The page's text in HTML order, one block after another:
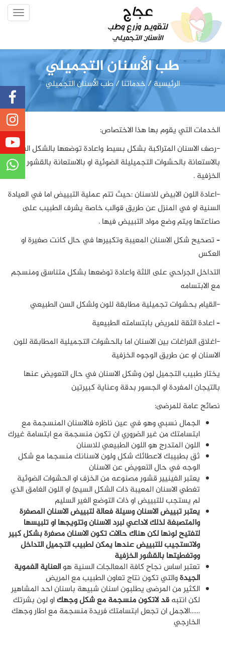
طب الأسنان التجميلي
الرئيسية/ خدماتنا / طب الأسنان التجميلي
الخدمات التي يقوم بها هذا الاختصاص:
-رصف الاسنان المتراكبة بشكل بسيط واعادة توضعها بالشكل السليم
بالاستعانة بالحشوات التجميليلة الضوئية او بالاستعانة بالقشور
الخزفية .
-اعادة اللون الابيض للاسنان :حيث تتم عملية التبييض اما في العيادة
السنية او في المنزل عن طريق قوالب خاصة يشرف الطبيب على
صناعتها ويتم وضع مواد التبييض فيها .
– تصحيح شكل الاسنان المعيبة وتكبيرها في حال كانت صغيرة او
العكس
التداخل الجراحي على اللثة واعادة توضعها بشكل متناسق ومنسجم
مع الابتسامه
-القيام بحشوات تجميلية مطابقة للون ولشكل السن الطبيعي
– اعادة الثقة للمريض بابتسامته الطبيعية
-اغلاق الفراغات بين الاسنان اما بالحشوات التجميلية المطابقة للون
الاسنان او عن طريق الوجوه الخزفية
يختار طبيب التجميل لون وشكل الاسنان في حال التعويض عنها
بالتيجان المفردة او الجسور بدقة وعناية كبيرتين
نصائح عامة للمرضى:
الجمال نسبي وهو في عين ناظره فالاسنان المنسجمة مع
ابتسامتك من غير الضروري ان تكون منسجمة مع ابتسامة غيرك
اللون المتدرج هو اللون الطبيعي للاسنان
ثق بطبيبك لاعطائك شكل ولون لاسنانك منسجما مع شكل
الوجه في حال التعويض عن الاسنان
يعتبر الفينيير قشور مصنوعه من الخزف او الحشوات الضوئية
تغطي الاسنان المعيبة ذات الشكل السيئ او اللون الغامق الذي
لم يستجب للتبييض او ذات التوضع الغير السليم
يعتبر تبييض الاسنان وسيلة فعالة لتبييض الاسنان المصفرة
والمتصبغة لذلك لاداعي لبرد الاسنان وتتويجها او تلبيسها
لتفتيح لونها لكن هناك حالات تكون الاسنان مصفرة بشكل كبير
ولاتستجيب للتبييض عندها يمكن لطبيب التجميل التداخل
ووتغطيتها بالقشور الخزفية
تعتبر اساس نجاح كافة المعالجات السنية هوالعناية الفموية
الجيدةوالتي تكون نتاج تعاون الطبيب مع المريض
الكثير من المرضى يطلبون اسنان شبيهة باسنان احد المشاهير
لكن انتبهقد لاتكون منسجمة مع شكل وجهكاو لون بشرتك
……الاجمل ان تجعل ابتسامتك فريدة منسجمة مع اطار وجهك
الخارجي